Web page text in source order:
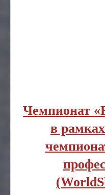
Чемпионат
в